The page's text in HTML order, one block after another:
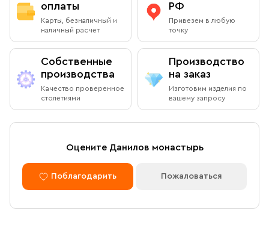
оплаты
Карты, безналичный и
наличный расчет
РФ
Привезем в любую
точку
Собственные
производства
Качество проверенное
столетиями
Производство
на заказ
Изготовим изделия по
вашему запросу
Оцените Данилов монастырь
Поблагодарить Пожаловаться